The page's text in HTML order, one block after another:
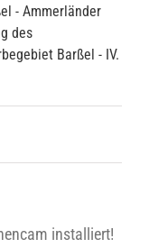
- Ammerländer
des
Barßel - IV.
installiert!